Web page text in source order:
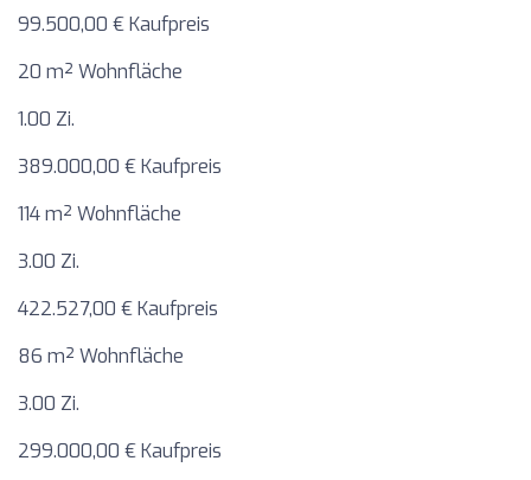
99.500,00 € Kaufpreis
20 m² Wohnfläche
1.00 Zi.
389.000,00 € Kaufpreis
114 m² Wohnfläche
3.00 Zi.
422.527,00 € Kaufpreis
86 m² Wohnfläche
3.00 Zi.
299.000,00 € Kaufpreis